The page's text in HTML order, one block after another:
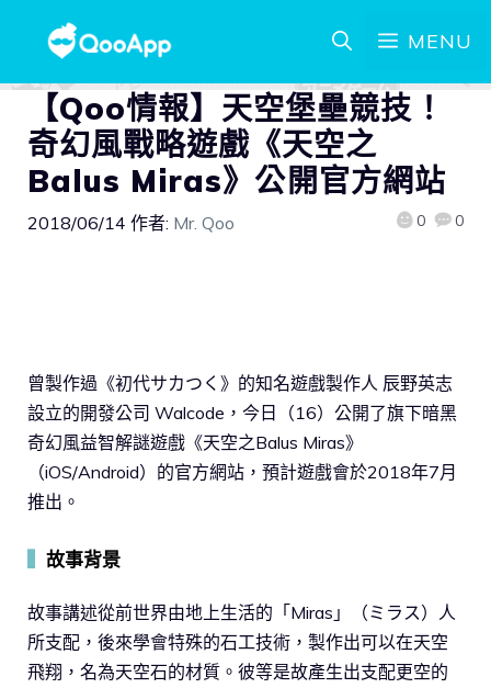
MENU
【Qoo情報】天空堡壘競技！
奇幻風戰略遊戲《天空之
Balus Miras》公開官方網站
2018/06/14 作者: Mr. Qoo 0 0
曾製作過《初代サカつく》的知名遊戲製作人 辰野英志
設立的開發公司 Walcode，今日（16）公開了旗下暗黑
奇幻風益智解謎遊戲《天空之Balus Miras》
（iOS/Android）的官方網站，預計遊戲會於2018年7月
推出。
故事背景
故事講述從前世界由地上生活的「Miras」（ミラス）人
所支配，後來學會特殊的石工技術，製作出可以在天空
飛翔，名為天空石的材質。彼等是故產生出支配更空的